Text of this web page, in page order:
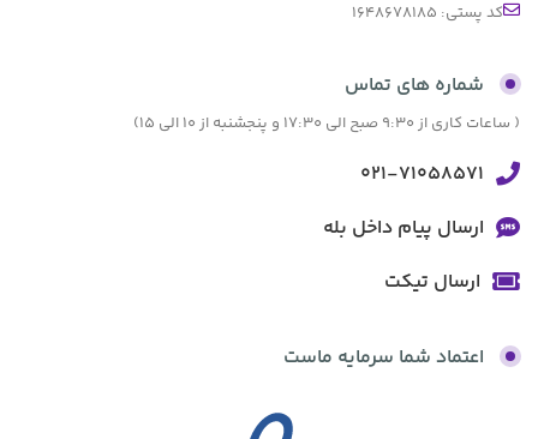
کد پستی: 1648678185
شماره های تماس
( ساعات کاری از 9:30 صبح الی 17:30 و پنجشنبه از 10 الی 15)
021-71058571
ارسال پیام داخل بله
ارسال تیکت
اعتماد شما سرمایه ماست